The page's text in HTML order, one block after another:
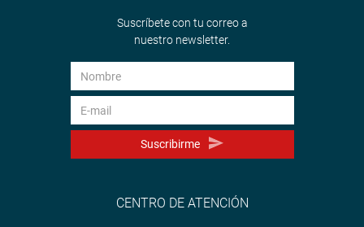
Suscríbete con tu correo a
nuestro newsletter.
Suscribirme
CENTRO DE ATENCIÓN